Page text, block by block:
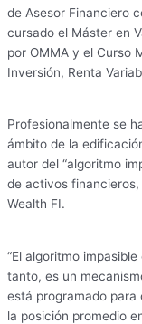
de Asesor Financiero
cursado el Máster en
por OMMA y el Curso
Inversión, Renta
Profesionalmente se
ámbito de la
autor del “algoritmo
de activos
Wealth FI.
“El algoritmo
tanto, es un
está programado
la posición promedio